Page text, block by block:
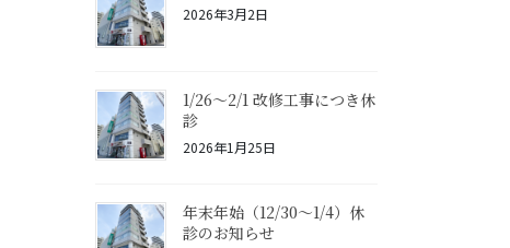
2026年3月2日
1/26〜2/1 改修工事につき休
診
2026年1月25日
年末年始（12/30～1/4）休
診のお知らせ